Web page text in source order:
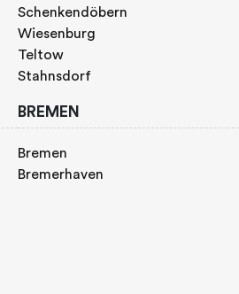
Schenkendöbern
Wiesenburg
Teltow
Stahnsdorf
BREMEN
Bremen
Bremerhaven